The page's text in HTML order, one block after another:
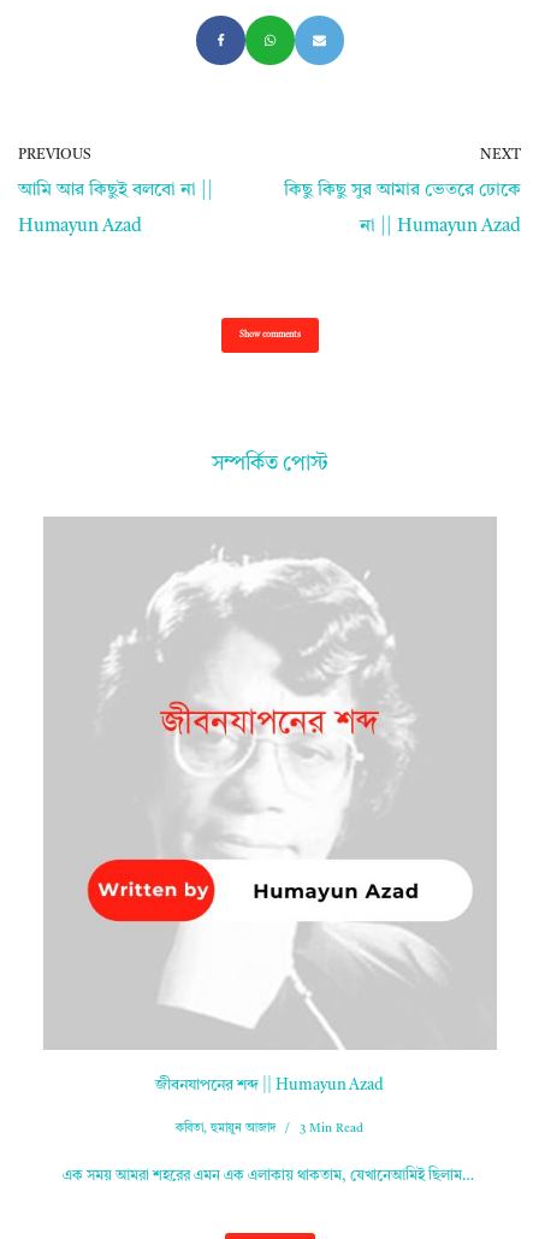
PREVIOUS
আমি আর কিছুই বলবো না ||
Humayun Azad
NEXT
কিছু কিছু সুর আমার ভেতরে ঢোকে
না || Humayun Azad
Show comments
সম্পর্কিত পোস্ট
জীবনযাপনের শব্দ || Humayun Azad
কবিতা,হুমায়ুন আজাদ 3 Min Read
এক সময় আমরা শহরের এমন এক এলাকায় থাকতাম, যেখানেআমিই ছিলাম…